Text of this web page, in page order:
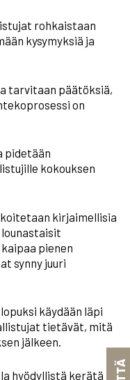
rohkaistaan
kysymyksiä ja
tarvitaan päätöksiä,
on
pidetään
kokouksen
kirjaimellisia
pienen
synny juuri
käydään läpi
tietävät, mitä
jälkeen.
hyödyllistä kerätä